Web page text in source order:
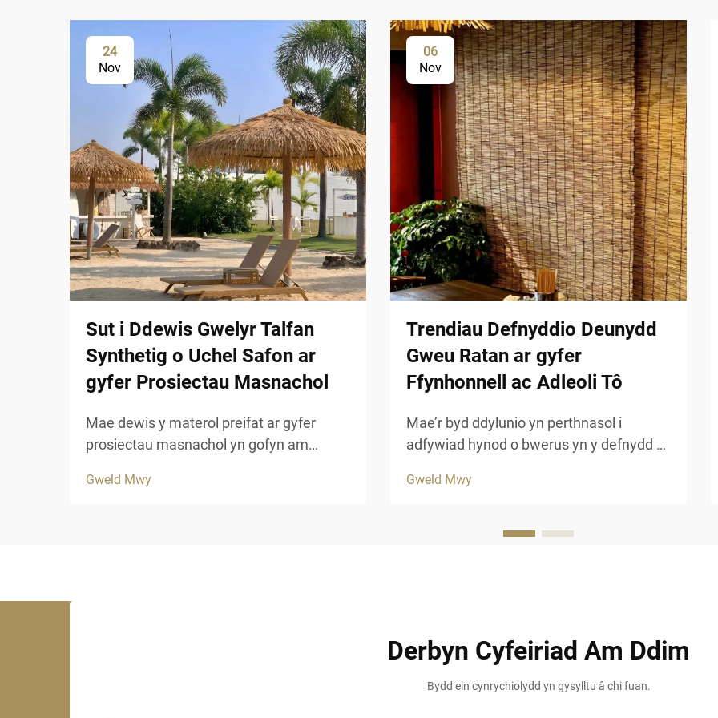
24
Nov
Sut i Ddewis Gwelyr Talfan
Synthetig o Uchel Safon ar
gyfer Prosiectau Masnachol
Mae dewis y materol preifat ar gyfer
prosiectau masnachol yn gofyn am
pherfformiad hir dymor. Mae gwely fwyd
Gweld Mwy
06
Nov
Trendiau Defnyddio Deunydd
Gweu Ratan ar gyfer
Ffynhonnell ac Adleoli Tô
Mae’r byd ddylunio yn perthnasol i
adfywiad hynod o bwerus yn y defnydd o
rattan yn dod i'r amlwg fel grym dominell
pensaernïaeth. Mae’r adfywiad hwn yn
Gweld Mwy
Derbyn Cyfeiriad Am Ddim
Bydd ein cynrychiolydd yn gysylltu â chi fuan.